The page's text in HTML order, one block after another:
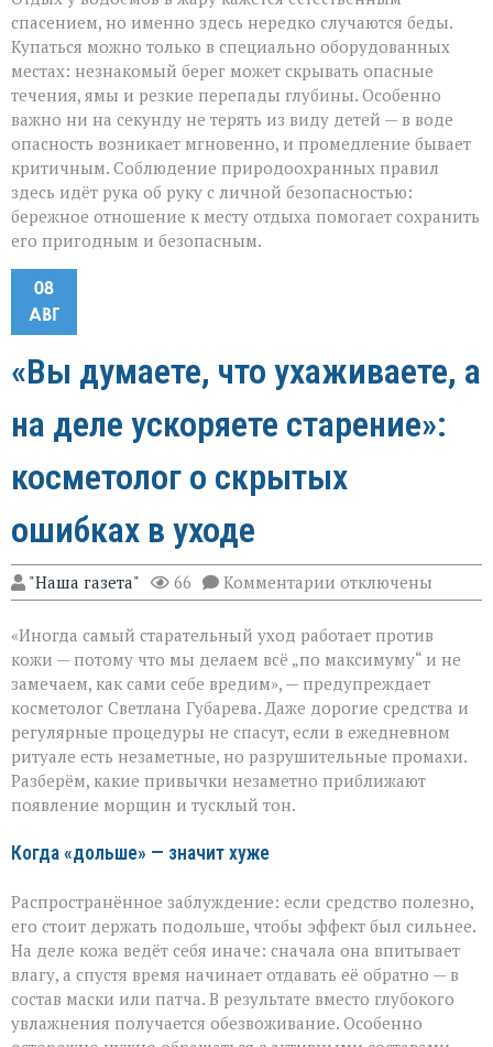
спасением, но именно здесь нередко случаются беды.
Купаться можно только в специально оборудованных
местах: незнакомый берег может скрывать опасные
течения, ямы и резкие перепады глубины. Особенно
важно ни на секунду не терять из виду детей — в воде
опасность возникает мгновенно, и промедление бывает
критичным. Соблюдение природоохранных правил
здесь идёт рука об руку с личной безопасностью:
бережное отношение к месту отдыха помогает сохранить
его пригодным и безопасным.
08
АВГ
«Вы думаете, что ухаживаете, а
на деле ускоряете старение»:
косметолог о скрытых
ошибках в уходе
"Наша газета" 66 Комментарии к
записи
думаете,
что
ухаживаете,
а
на
деле
ускоряете
старение»:
косметолог
отключены
«Иногда самый старательный уход работает против
кожи — потому что мы делаем всё „по максимуму“ и не
замечаем, как сами себе вредим», — предупреждает
косметолог Светлана Губарева. Даже дорогие средства и
регулярные процедуры не спасут, если в ежедневном
ритуале есть незаметные, но разрушительные промахи.
Разберём, какие привычки незаметно приближают
появление морщин и тусклый тон.
Когда «дольше» — значит хуже
Распространённое заблуждение: если средство полезно,
его стоит держать подольше, чтобы эффект был сильнее.
На деле кожа ведёт себя иначе: сначала она впитывает
влагу, а спустя время начинает отдавать её обратно — в
состав маски или патча. В результате вместо глубокого
увлажнения получается обезвоживание. Особенно